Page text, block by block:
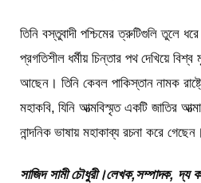
তিনি বস্তুবাদী পশ্চিমের ত্রুটিগুলি তুলে
প্রগতিশীল ধর্মীয় চিন্তার পথ দেখিয়ে
আছেন। তিনি কেবল পাকিস্তান নামক
মহাকবি, যিনি আত্মবিস্মৃত একটি জাতির
নান্দনিক ভাষায় মহাকাব্য রচনা করে গেছেন।
সাজিদ সামী চৌধুরী।লেখক,সম্পাদক, দ্য